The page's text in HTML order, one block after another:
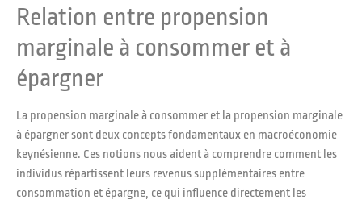
Relation entre propension
marginale à consommer et à
épargner
La propension marginale à consommer et la propension marginale
à épargner sont deux concepts fondamentaux en macroéconomie
keynésienne. Ces notions nous aident à comprendre comment les
individus répartissent leurs revenus supplémentaires entre
consommation et épargne, ce qui influence directement les